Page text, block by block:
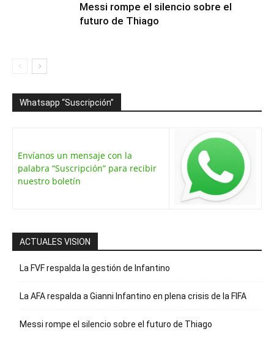
Messi rompe el silencio sobre el
futuro de Thiago
Whatsapp “Suscripción”
Envíanos un mensaje con la
palabra “Suscripción” para recibir
nuestro boletín
ACTUALES VISION
La FVF respalda la gestión de Infantino
La AFA respalda a Gianni Infantino en plena crisis de la FIFA
Messi rompe el silencio sobre el futuro de Thiago